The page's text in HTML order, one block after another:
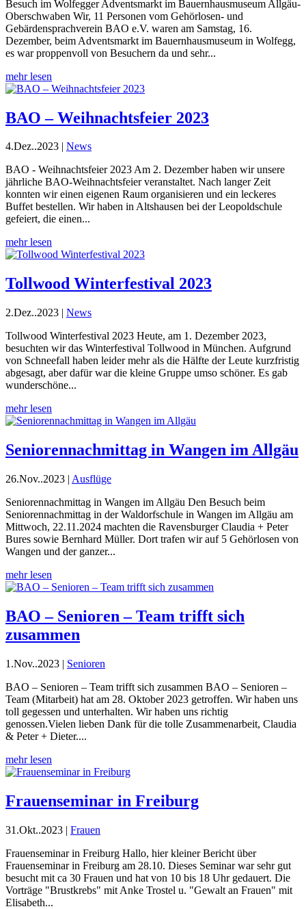
Besuch im Wolfegger Adventsmarkt im Bauernhausmuseum Allgäu-
Oberschwaben Wir, 11 Personen vom Gehörlosen- und
Gebärdensprachverein BAO e.V. waren am Samstag, 16.
Dezember, beim Adventsmarkt im Bauernhausmuseum in Wolfegg,
es war proppenvoll von Besuchern da und sehr...
mehr lesen
BAO – Weihnachtsfeier 2023
4.Dez..2023 | News
BAO - Weihnachtsfeier 2023 Am 2. Dezember haben wir unsere
jährliche BAO-Weihnachtsfeier veranstaltet. Nach langer Zeit
konnten wir einen eigenen Raum organisieren und ein leckeres
Buffet bestellen. Wir haben in Altshausen bei der Leopoldschule
gefeiert, die einen...
mehr lesen
Tollwood Winterfestival 2023
2.Dez..2023 | News
Tollwood Winterfestival 2023 Heute, am 1. Dezember 2023,
besuchten wir das Winterfestival Tollwood in München. Aufgrund
von Schneefall haben leider mehr als die Hälfte der Leute kurzfristig
abgesagt, aber dafür war die kleine Gruppe umso schöner. Es gab
wunderschöne...
mehr lesen
Seniorennachmittag in Wangen im Allgäu
26.Nov..2023 | Ausflüge
Seniorennachmittag in Wangen im Allgäu Den Besuch beim
Seniorennachmittag in der Waldorfschule in Wangen im Allgäu am
Mittwoch, 22.11.2024 machten die Ravensburger Claudia + Peter
Bures sowie Bernhard Müller. Dort trafen wir auf 5 Gehörlosen von
Wangen und der ganzer...
mehr lesen
BAO – Senioren – Team trifft sich
zusammen
1.Nov..2023 | Senioren
BAO – Senioren – Team trifft sich zusammen BAO – Senioren –
Team (Mitarbeit) hat am 28. Oktober 2023 getroffen. Wir haben uns
toll gegessen und unterhalten. Wir haben uns richtig
genossen.Vielen lieben Dank für die tolle Zusammenarbeit, Claudia
& Peter + Dieter....
mehr lesen
Frauenseminar in Freiburg
31.Okt..2023 | Frauen
Frauenseminar in Freiburg Hallo, hier kleiner Bericht über
Frauenseminar in Freiburg am 28.10. Dieses Seminar war sehr gut
besucht mit ca 30 Frauen und hat von 10 bis 18 Uhr gedauert. Die
Vorträge "Brustkrebs" mit Anke Trostel u. "Gewalt an Frauen" mit
Elisabeth...